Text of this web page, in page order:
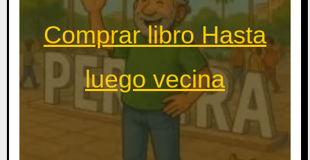
Comprar libro Hasta
luego vecina